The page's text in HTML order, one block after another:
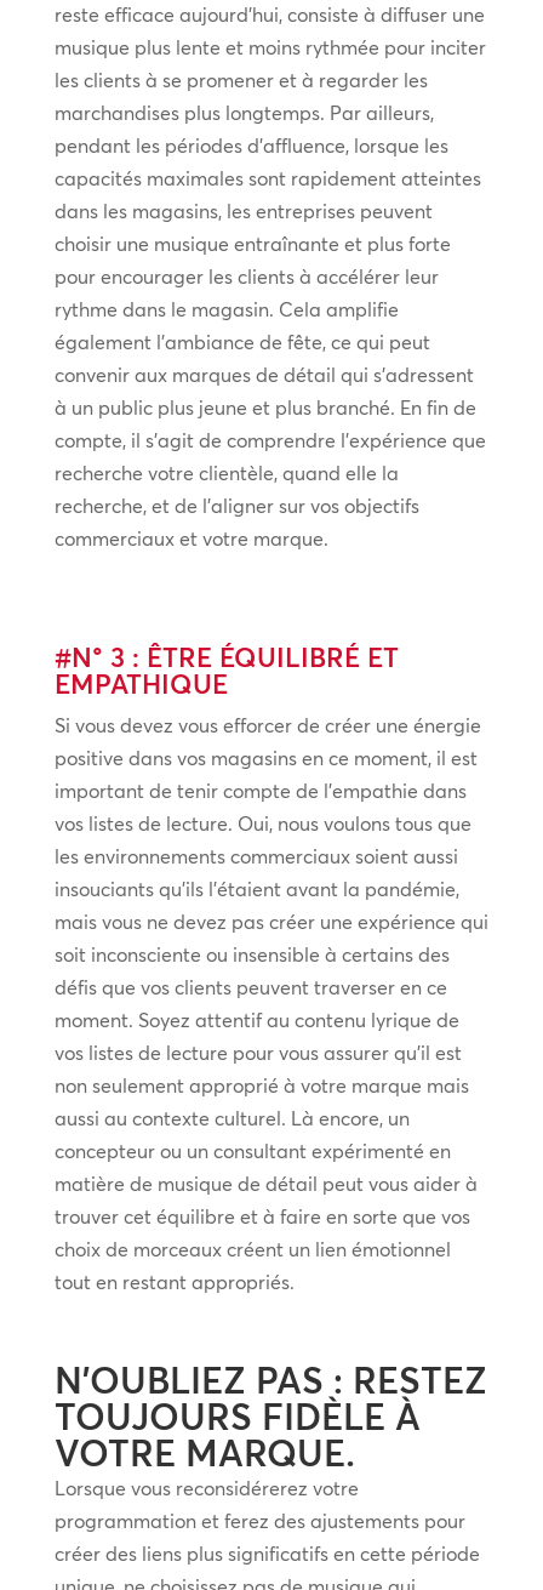
reste efficace aujourd’hui, consiste à diffuser une
musique plus lente et moins rythmée pour inciter
les clients à se promener et à regarder les
marchandises plus longtemps. Par ailleurs,
pendant les périodes d’affluence, lorsque les
capacités maximales sont rapidement atteintes
dans les magasins, les entreprises peuvent
choisir une musique entraînante et plus forte
pour encourager les clients à accélérer leur
rythme dans le magasin. Cela amplifie
également l’ambiance de fête, ce qui peut
convenir aux marques de détail qui s’adressent
à un public plus jeune et plus branché. En fin de
compte, il s’agit de comprendre l’expérience que
recherche votre clientèle, quand elle la
recherche, et de l’aligner sur vos objectifs
commerciaux et votre marque.
#N° 3 : ÊTRE ÉQUILIBRÉ ET
EMPATHIQUE
Si vous devez vous efforcer de créer une énergie
positive dans vos magasins en ce moment, il est
important de tenir compte de l’empathie dans
vos listes de lecture. Oui, nous voulons tous que
les environnements commerciaux soient aussi
insouciants qu’ils l’étaient avant la pandémie,
mais vous ne devez pas créer une expérience qui
soit inconsciente ou insensible à certains des
défis que vos clients peuvent traverser en ce
moment. Soyez attentif au contenu lyrique de
vos listes de lecture pour vous assurer qu’il est
non seulement approprié à votre marque mais
aussi au contexte culturel. Là encore, un
concepteur ou un consultant expérimenté en
matière de musique de détail peut vous aider à
trouver cet équilibre et à faire en sorte que vos
choix de morceaux créent un lien émotionnel
tout en restant appropriés.
N’OUBLIEZ PAS : RESTEZ
TOUJOURS FIDÈLE À
VOTRE MARQUE.
Lorsque vous reconsidérerez votre
programmation et ferez des ajustements pour
créer des liens plus significatifs en cette période